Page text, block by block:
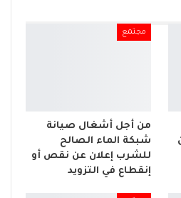
مجتمع
من أجل أشغال صيانة
شبكة الماء الصالح
للشرب إعلان عن نقص أو
إنقطاع في التزويد